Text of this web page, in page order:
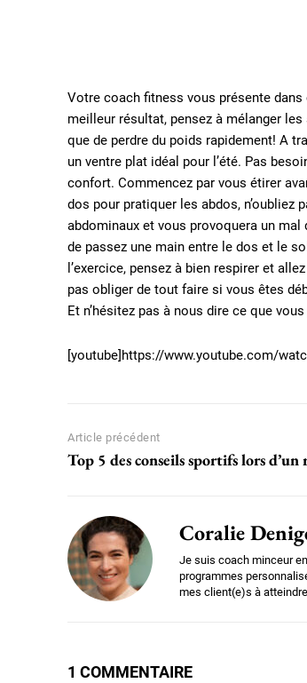
Votre coach fitness vous présente
meilleur résultat, pensez à mélanger
que de perdre du poids rapidement! A
un ventre plat idéal pour l’été. Pas
confort. Commencez par vous étirer
dos pour pratiquer les abdos, n’oubliez
abdominaux et vous provoquera un
de passez une main entre le dos et le
l’exercice, pensez à bien respirer et
pas obliger de tout faire si vous êtes
Et n’hésitez pas à nous dire ce que
[youtube]https://www.youtube.com/
Article précédent
Top 5 des conseils sportifs lors d’un
Coralie
Je suis coach minceur
programmes
mes client(e)s à
1 COMMENTAIRE